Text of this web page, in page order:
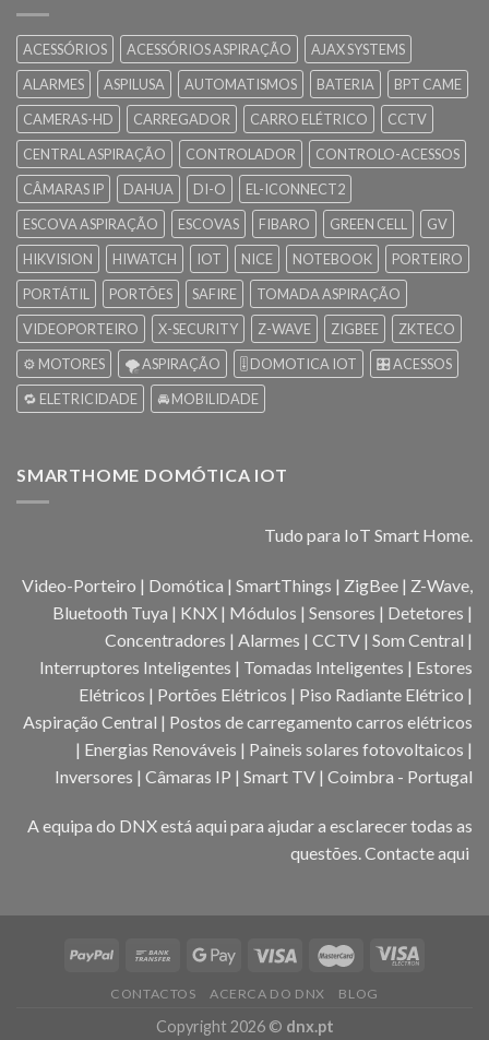
ACESSÓRIOS ACESSÓRIOS ASPIRAÇÃO
AJAX SYSTEMS
ALARMES
ASPILUSA AUTOMATISMOS BATERIA
BPT CAME
CAMERAS-HD
CARREGADOR CARRO ELÉTRICO
CCTV
CENTRAL ASPIRAÇÃO
CONTROLADOR
CONTROLO-ACESSOS
CÂMARAS IP
DAHUA DI-O
EL-ICONNECT2
ESCOVA ASPIRAÇÃO
ESCOVAS FIBARO GREEN CELL
GV
HIKVISION
HIWATCH IOT NICE NOTEBOOK
PORTEIRO
PORTÁTIL
PORTÕES SAFIRE
TOMADA ASPIRAÇÃO
VIDEOPORTEIRO
X-SECURITY Z-WAVE ZIGBEE
ZKTECO
⚙️ MOTORES
🌪️ ASPIRAÇÃO 🎚️ DOMOTICA IOT
🎛️ ACESSOS
🔁 ELETRICIDADE
🚘 MOBILIDADE
SMARTHOME DOMÓTICA IOT
Tudo para IoT Smart Home.
Video-Porteiro | Domótica | SmartThings | ZigBee | Z-Wave,
Bluetooth Tuya | KNX | Módulos | Sensores | Detetores |
Concentradores | Alarmes | CCTV | Som Central |
Interruptores Inteligentes | Tomadas Inteligentes | Estores
Elétricos | Portões Elétricos | Piso Radiante Elétrico |
Aspiração Central | Postos de carregamento carros elétricos
| Energias Renováveis | Paineis solares fotovoltaicos |
Inversores | Câmaras IP | Smart TV | Coimbra - Portugal
A equipa do DNX está aqui para ajudar a esclarecer todas as
questões.Contacte aqui
CONTACTOS ACERCA DO DNX BLOG
Copyright 2026 © dnx.pt